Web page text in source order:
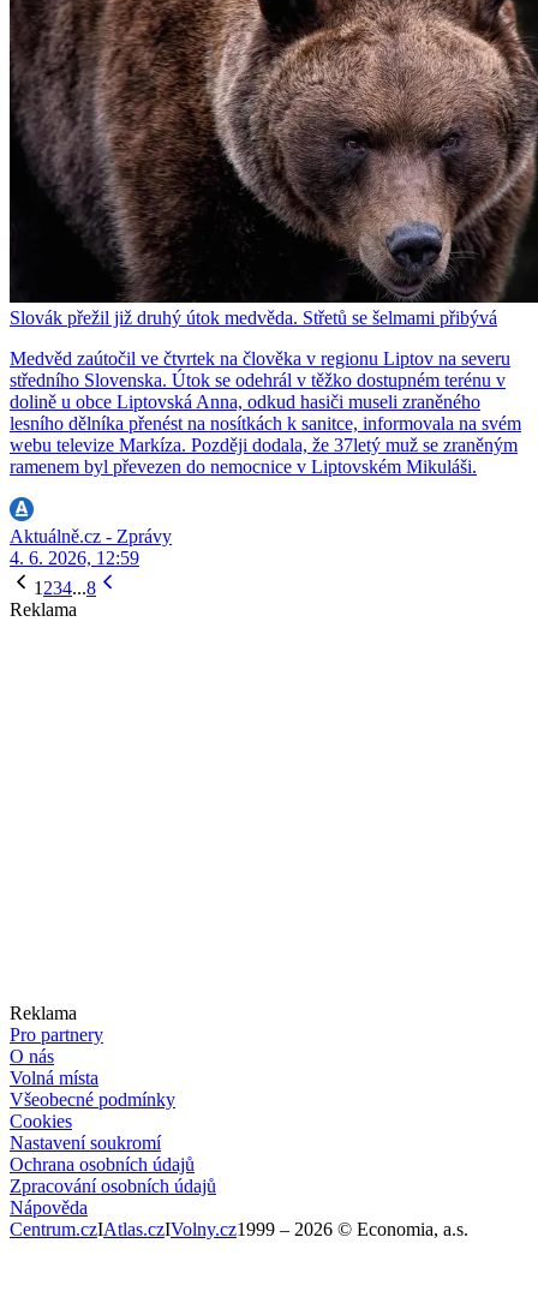
Slovák přežil již druhý útok medvěda. Střetů se šelmami přibývá
Medvěd zaútočil ve čtvrtek na člověka v regionu Liptov na severu
středního Slovenska. Útok se odehrál v těžko dostupném terénu v
dolině u obce Liptovská Anna, odkud hasiči museli zraněného
lesního dělníka přenést na nosítkách k sanitce, informovala na svém
webu televize Markíza. Později dodala, že 37letý muž se zraněným
ramenem byl převezen do nemocnice v Liptovském Mikuláši.
Aktuálně.cz - Zprávy
4. 6. 2026, 12:59
1234...8
Reklama
Reklama
Pro partnery
O nás
Volná místa
Všeobecné podmínky
Cookies
Nastavení soukromí
Ochrana osobních údajů
Zpracování osobních údajů
Nápověda
Centrum.czIAtlas.czIVolny.cz1999 – 2026 © Economia, a.s.